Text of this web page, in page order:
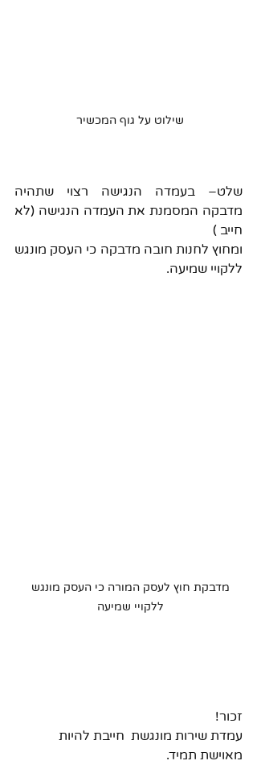
שילוט על גוף המכשיר
חייב )
ללקויי שמיעה.
מדבקת חוץ לעסק המורה כי העסק מונגש
ללקויי שמיעה
זכור!
עמדת שירות מונגשת  חייבת להיות
מאוישת תמיד.